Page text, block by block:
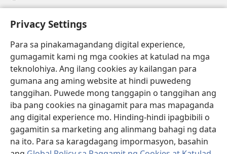
Privacy Settings
Para sa pinakamagandang digital experience,
gumagamit kami ng mga cookies at katulad na mga
teknolohiya. Ang ilang cookies ay kailangan para
gumana ang aming website at hindi puwedeng
tanggihan. Puwede mong tanggapin o tanggihan ang
iba pang cookies na ginagamit para mas mapaganda
ang digital experience mo. Hinding-hindi ipagbibili o
gagamitin sa marketing ang alinmang bahagi ng data
na ito. Para sa karagdagang impormasyon, basahin
(may
na
bagong
window)
Watchtower ONLINE LIBRARY™
(may
bubukas
na
bagong
window)
JW Hub ®
(may
bubukas
bagong
window)
JW Library ®
Watchtower Library®